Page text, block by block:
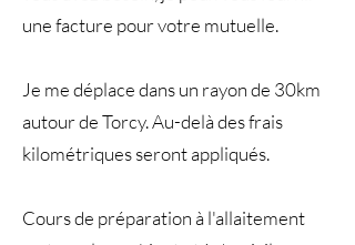
une facture pour votre mutuelle.
Je me déplace dans un rayon de 30km
autour de Torcy. Au-delà des frais
kilométriques seront appliqués.
Cours de préparation à l'allaitement